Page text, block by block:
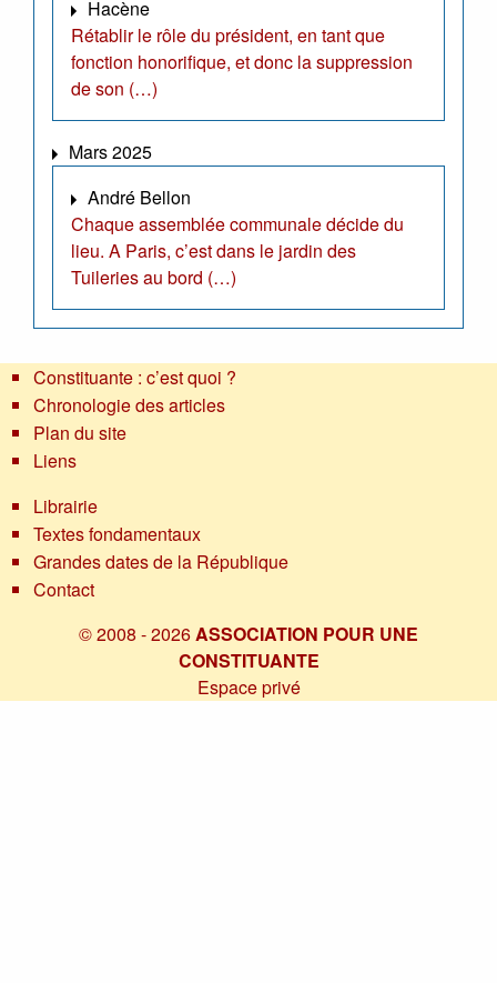
Hacène
Rétablir le rôle du président, en tant que
fonction honorifique, et donc la suppression
de son (…)
Mars 2025
André Bellon
Chaque assemblée communale décide du
lieu. A Paris, c’est dans le jardin des
Tuileries au bord (…)
Constituante : c’est quoi ?
Chronologie des articles
Plan du site
Liens
Librairie
Textes fondamentaux
Grandes dates de la République
Contact
© 2008 - 2026ASSOCIATION POUR UNE
CONSTITUANTE
Espace privé